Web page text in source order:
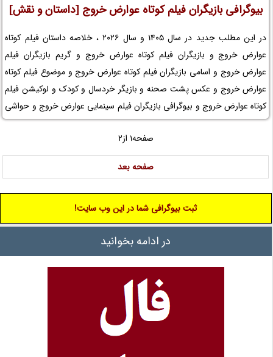
بیوگرافی بازیگران فیلم کوتاه عوارض خروج [داستان و نقش]
در این مطلب جدید در سال 1405 و سال 2026 ، خلاصه داستان فیلم کوتاه
عوارض خروج و بازیگران فیلم کوتاه عوارض خروج و گریم بازیگران فیلم
عوارض خروج و اسامی بازیگران فیلم کوتاه عوارض خروج و موضوع فیلم کوتاه
عوارض خروج و عکس پشت صحنه و بازیگر خردسال و کودک و لوکیشن فیلم
کوتاه عوارض خروج و بیوگرافی بازیگران فیلم سینمایی عوارض خروج و حواشی
فیلم کوتاه عوارض خروج و افتخارات فیلم کوتاه عوارض خروج و جوایز فیلم
کوتاه عوارض خروج و عوامل ساخت فیلم کوتاه عوارض خروج را در نم نمک
ببینید.
صفحه1 از2
صفحه بعد
ثبت بیوگرافی شما در این وب سایت!
در ادامه بخوانید